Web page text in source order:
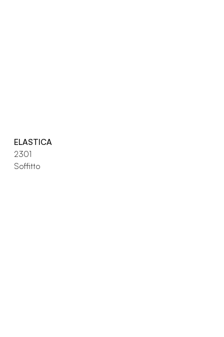
ELASTICA
2301
Soffitto